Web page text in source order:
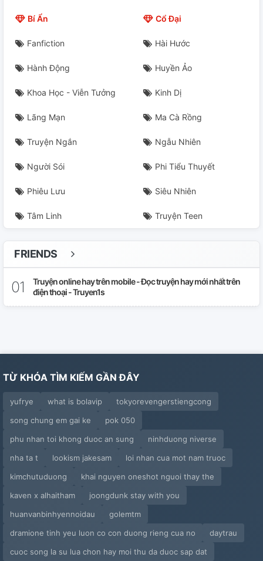
Bí Ẩn Cổ Đại
Fanfiction Hài Hước
Hành Động Huyền Ảo
Khoa Học - Viễn Tưởng Kinh Dị
Lãng Mạn Ma Cà Rồng
Truyện Ngắn Ngẫu Nhiên
Người Sói Phi Tiểu Thuyết
Phiêu Lưu Siêu Nhiên
Tâm Linh Truyện Teen
FRIENDS
Truyện online hay trên mobile - Đọc truyện hay mới nhất trên
điện thoại - Truyen1s
TỪ KHÓA TÌM KIẾM GẦN ĐÂY
yufrye what is bolavip
tokyorevengerstiengcong
song chung em gai ke
pok 050
phu nhan toi khong duoc an sung
ninhduong niverse
nha ta t
lookism jakesam
loi nhan cua mot nam truoc
kimchutuduong
khai nguyen oneshot nguoi thay the
kaven x alhaitham
joongdunk stay with you
huanvanbinhyennoidau
golemtm
dramione tinh yeu luon co con duong rieng cua no
daytrau
cuoc song la su lua chon hay moi thu da duoc sap dat